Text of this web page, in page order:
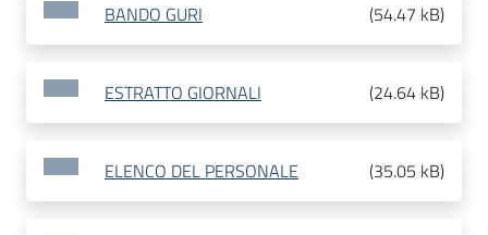
BANDO GURI (54.47 kB)
ESTRATTO GIORNALI (24.64 kB)
ELENCO DEL PERSONALE (35.05 kB)